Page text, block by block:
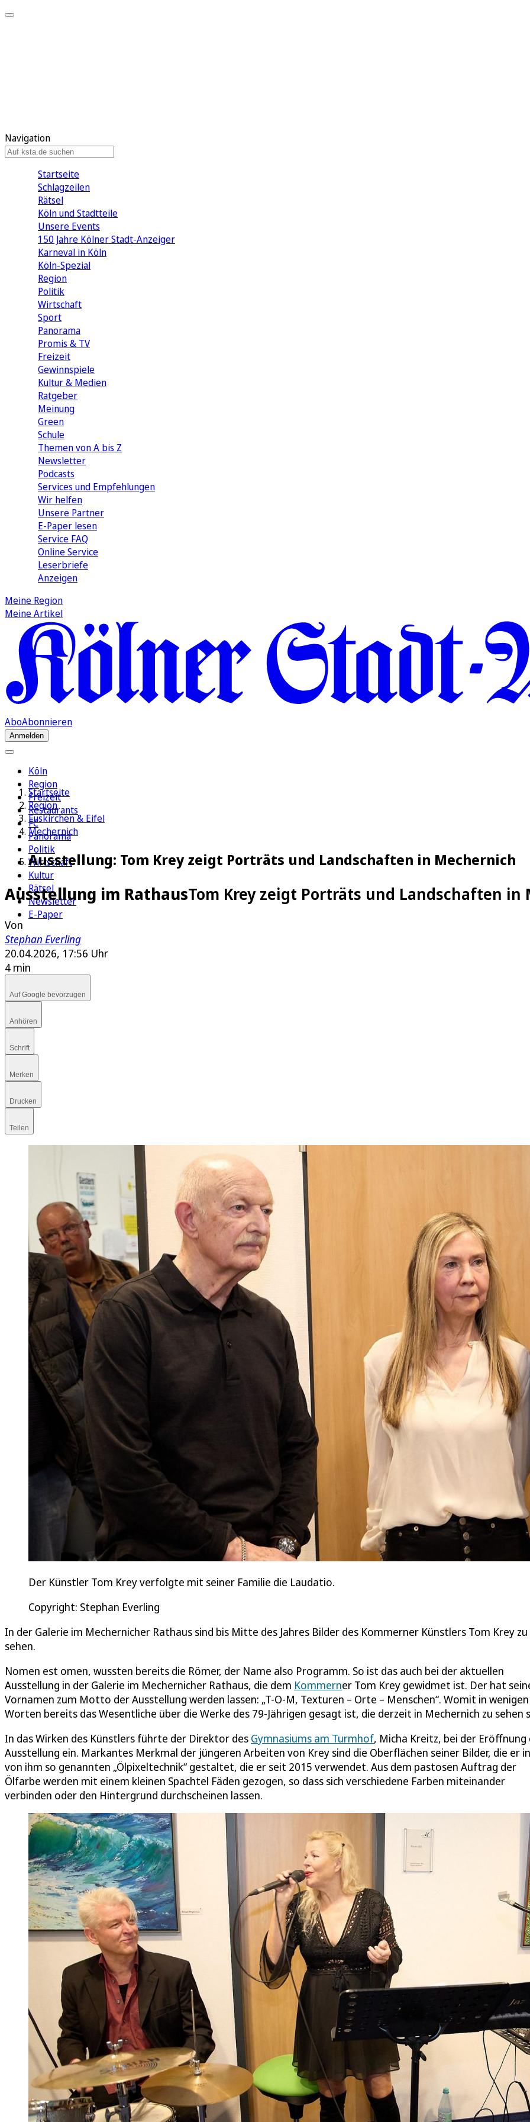
Navigation
Startseite
Schlagzeilen
Rätsel
Köln und Stadtteile
Unsere Events
150 Jahre Kölner Stadt-Anzeiger
Karneval in Köln
Köln-Spezial
Region
Politik
Wirtschaft
Sport
Panorama
Promis & TV
Freizeit
Gewinnspiele
Kultur & Medien
Ratgeber
Meinung
Green
Schule
Themen von A bis Z
Newsletter
Podcasts
Services und Empfehlungen
Wir helfen
Unsere Partner
E-Paper lesen
Service FAQ
Online Service
Leserbriefe
Anzeigen
Meine Region
Meine Artikel
AboAbonnieren
Anmelden
Köln
Region
Freizeit
Restaurants
FC
Panorama
Politik
Wirtschaft
Kultur
Rätsel
Newsletter
E-Paper
Startseite
Region
Euskirchen & Eifel
Mechernich
Ausstellung: Tom Krey zeigt Porträts und Landschaften in Mechernich
Ausstellung im RathausTom Krey zeigt Porträts und Landschaften in
Von
Stephan Everling
20.04.2026, 17:56 Uhr
4 min
Auf Google bevorzugen
Anhören
Schrift
Merken
Drucken
Teilen
Der Künstler Tom Krey verfolgte mit seiner Familie die Laudatio.
Copyright: Stephan Everling
In der Galerie im Mechernicher Rathaus sind bis Mitte des Jahres Bilder des Kommerner Künstlers Tom Krey zu
sehen.
Nomen est omen, wussten bereits die Römer, der Name also Programm. So ist das auch bei der aktuellen
Ausstellung in der Galerie im Mechernicher Rathaus, die dem Kommerner Tom Krey gewidmet ist. Der hat
Vornamen zum Motto der Ausstellung werden lassen: „T-O-M, Texturen – Orte – Menschen“. Womit in wenigen
Worten bereits das Wesentliche über die Werke des 79-Jährigen gesagt ist, die derzeit in Mechernich zu sehen
In das Wirken des Künstlers führte der Direktor des Gymnasiums am Turmhof, Micha Kreitz, bei der Eröffnung
Ausstellung ein. Markantes Merkmal der jüngeren Arbeiten von Krey sind die Oberflächen seiner Bilder, die er
von ihm so genannten „Ölpixeltechnik“ gestaltet, die er seit 2015 verwendet. Aus dem pastosen Auftrag der
Ölfarbe werden mit einem kleinen Spachtel Fäden gezogen, so dass sich verschiedene Farben miteinander
verbinden oder den Hintergrund durchscheinen lassen.